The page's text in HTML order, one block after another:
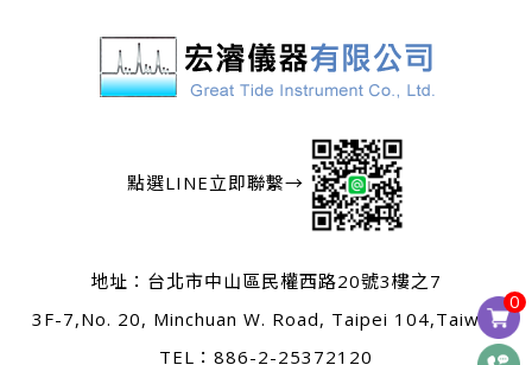
0
點選LINE立即聯繫→
地址： 台北市中山區民權西路20號3樓之7
3F-7,No. 20, Minchuan W. Road, Taipei 104,Taiwan
TEL： 886-2-25372120